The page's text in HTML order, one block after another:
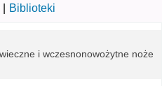
Biblioteki
i wczesnonowożytne noże